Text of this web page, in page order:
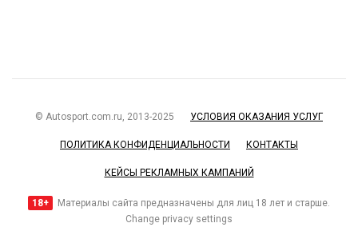
© Autosport.com.ru, 2013-2025 УСЛОВИЯ ОКАЗАНИЯ УСЛУГ
ПОЛИТИКА КОНФИДЕНЦИАЛЬНОСТИ КОНТАКТЫ
КЕЙСЫ РЕКЛАМНЫХ КАМПАНИЙ
18+
Материалы сайта предназначены для лиц 18 лет и старше.
Change privacy settings